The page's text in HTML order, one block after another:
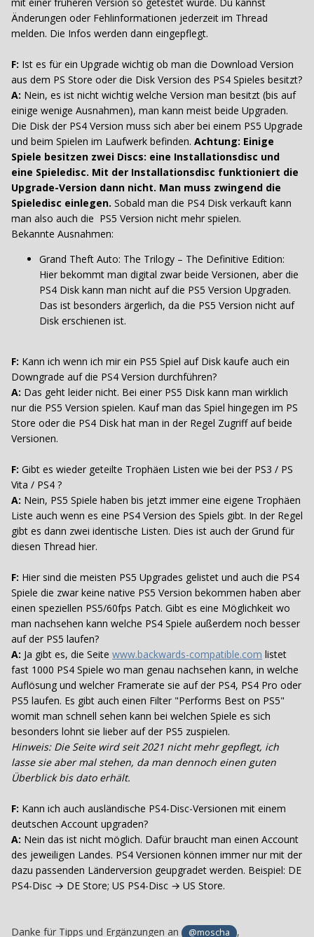
mit einer früheren Version so getestet wurde. Du kannst
Änderungen oder Fehlinformationen jederzeit im Thread
melden. Die Infos werden dann eingepflegt.
F: Ist es für ein Upgrade wichtig ob man die Download Version
aus dem PS Store oder die Disk Version des PS4 Spieles besitzt?
A: Nein, es ist nicht wichtig welche Version man besitzt (bis auf
einige wenige Ausnahmen), man kann meist beide Upgraden.
Die Disk der PS4 Version muss sich aber bei einem PS5 Upgrade
und beim Spielen im Laufwerk befinden. Achtung: Einige
Spiele besitzen zwei Discs: eine Installationsdisc und
eine Spieledisc. Mit der Installationsdisc funktioniert die
Upgrade-Version dann nicht. Man muss zwingend die
Spieledisc einlegen. Sobald man die PS4 Disk verkauft kann
man also auch die PS5 Version nicht mehr spielen.
Bekannte Ausnahmen:
Grand Theft Auto: The Trilogy – The Definitive Edition:
Hier bekommt man digital zwar beide Versionen, aber die
PS4 Disk kann man nicht auf die PS5 Version Upgraden.
Das ist besonders ärgerlich, da die PS5 Version nicht auf
Disk erschienen ist.
F: Kann ich wenn ich mir ein PS5 Spiel auf Disk kaufe auch ein
Downgrade auf die PS4 Version durchführen?
A: Das geht leider nicht. Bei einer PS5 Disk kann man wirklich
nur die PS5 Version spielen. Kauf man das Spiel hingegen im PS
Store oder die PS4 Disk hat man in der Regel Zugriff auf beide
Versionen.
F: Gibt es wieder geteilte Trophäen Listen wie bei der PS3 / PS
Vita / PS4 ?
A: Nein, PS5 Spiele haben bis jetzt immer eine eigene Trophäen
Liste auch wenn es eine PS4 Version des Spiels gibt. In der Regel
gibt es dann zwei identische Listen. Dies ist auch der Grund für
diesen Thread hier.
F: Hier sind die meisten PS5 Upgrades gelistet und auch die PS4
Spiele die zwar keine native PS5 Version bekommen haben aber
einen speziellen PS5/60fps Patch. Gibt es eine Möglichkeit wo
man nachsehen kann welche PS4 Spiele außerdem noch besser
auf der PS5 laufen?
A: Ja gibt es, die Seite www.backwards-compatible.com listet
fast 1000 PS4 Spiele wo man genau nachsehen kann, in welche
Auflösung und welcher Framerate sie auf der PS4, PS4 Pro oder
PS5 laufen. Es gibt auch einen Filter "Performs Best on PS5"
womit man schnell sehen kann bei welchen Spiele es sich
besonders lohnt sie lieber auf der PS5 zuspielen.
Hinweis: Die Seite wird seit 2021 nicht mehr gepflegt, ich
lasse sie aber mal stehen, da man dennoch einen guten
Überblick bis dato erhält.
F: Kann ich auch ausländische PS4-Disc-Versionen mit einem
deutschen Account upgraden?
A: Nein das ist nicht möglich. Dafür braucht man einen Account
des jeweiligen Landes. PS4 Versionen können immer nur mit der
dazu passenden Länderversion geupgradet werden. Beispiel: DE
PS4-Disc → DE Store; US PS4-Disc → US Store.
Danke für Tipps und Ergänzungen an @moscha ,